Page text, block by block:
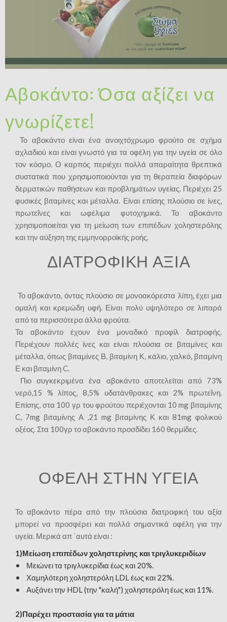
Αβοκάντο: Όσα αξίζει να
γνωρίζετε!
Το αβοκάντο είναι ένα ανοιχτόχρωμο φρούτο σε σχήμα
αχλαδιού και είναι γνωστό για τα οφέλη για την υγεία σε όλο
τον κόσμο. Ο καρπός περιέχει πολλά απαραίτητα θρεπτικά
συστατικά που χρησιμοποιούνται για τη θεραπεία διαφόρων
δερματικών παθήσεων και προβλημάτων υγείας. Περιέχει 25
φυσικές βιταμίνες και μέταλλα. Είναι επίσης πλούσιο σε ίνες,
πρωτεΐνες και ωφέλιμα φυτοχημικά. Το αβοκάντο
χρησιμοποιείται για τη μείωση των επιπέδων χοληστερόλης
και την αύξηση της εμμηνορροϊκής ροής.
ΔΙΑΤΡΟΦΙΚΗ ΑΞΙΑ
Το αβοκάντο, όντας πλούσιο σε μονοακόρεστα λίπη, έχει μια
ομαλή και κρεμώδη υφή. Είναι πολύ υψηλότερο σε λιπαρά
από τα περισσότερα άλλα φρούτα.
Τα αβοκάντο έχουν ένα μοναδικό προφίλ διατροφής.
Περιέχουν πολλές ίνες και είναι πλούσια σε βιταμίνες και
μέταλλα, όπως βιταμίνες Β, βιταμίνη Κ, κάλιο, χαλκό, βιταμίνη
Ε και βιταμίνη C.
Πιο συγκεκριμένα ένα αβοκάντο αποτελείται από 73%
νερό,15 % λίπος, 8,5% υδατάνθρακες και 2% πρωτεΐνη.
Επίσης, στα 100 γρ του φρούτου περιέχονται 10 mg βιταμίνης
C, 7mg βιταμίνης Α ,21 mg βιταμίνης Κ και 81mg φολικού
οξέος. Στα 100γρ το αβοκάντο προσδίδει 160 θερμίδες.
ΟΦΕΛΗ ΣΤΗΝ ΥΓΕΙΑ
Το αβοκάντο πέρα από την πλούσια διατροφική του αξία
μπορεί να προσφέρει και πολλά σημαντικά οφέλη για την
υγεία. Μερικά απ ΄αυτά είναι :
1)Μείωση επιπέδων χοληστερίνης και τριγλυκεριδίων
• Μειώνει τα τριγλυκερίδια έως και 20%.
• Χαμηλότερη χοληστερόλη LDL έως και 22%.
• Αυξάνει την HDL (την "καλή") χοληστερόλη έως και 11%.
2)Παρέχει προστασία για τα μάτια